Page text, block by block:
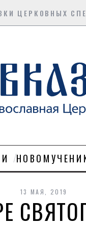
ЦЕРКОВНЫХ
13 МАЯ, 2019